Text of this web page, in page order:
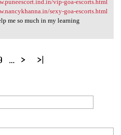
vip-goa-escorts.html
sexy-goa-escorts.html
me so much in my learning
…